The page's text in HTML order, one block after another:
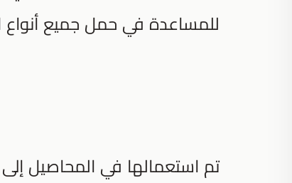
للمساعدة في حمل جميع أنواع
تم استعمالها في المحاصيل